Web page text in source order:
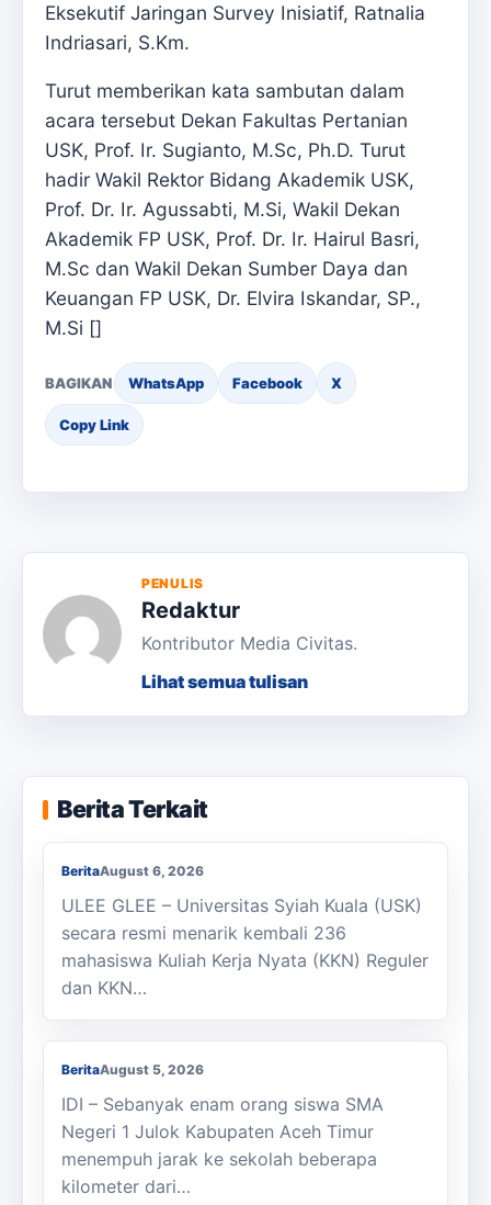
Eksekutif Jaringan Survey Inisiatif, Ratnalia
Indriasari, S.Km.
Turut memberikan kata sambutan dalam
acara tersebut Dekan Fakultas Pertanian
USK, Prof. Ir. Sugianto, M.Sc, Ph.D. Turut
hadir Wakil Rektor Bidang Akademik USK,
Prof. Dr. Ir. Agussabti, M.Si, Wakil Dekan
Akademik FP USK, Prof. Dr. Ir. Hairul Basri,
M.Sc dan Wakil Dekan Sumber Daya dan
Keuangan FP USK, Dr. Elvira Iskandar, SP.,
M.Si []
BAGIKAN WhatsApp Facebook X
Copy Link
PENULIS
Redaktur
Kontributor Media Civitas.
Lihat semua tulisan
Berita Terkait
KKN Usai, KOSI USK Apresiasi Dukungan
Masyarakat Bandar Dua
BeritaAugust 6, 2026
ULEE GLEE – Universitas Syiah Kuala (USK)
secara resmi menarik kembali 236
mahasiswa Kuliah Kerja Nyata (KKN) Reguler
dan KKN…
Berjalan Kaki ke Sekolah, Enam Siswa
SMAN 1 Julok Butuh Sepeda
BeritaAugust 5, 2026
IDI – Sebanyak enam orang siswa SMA
Negeri 1 Julok Kabupaten Aceh Timur
menempuh jarak ke sekolah beberapa
kilometer dari…
Membanggakan, Siswa SMK PPN Saree